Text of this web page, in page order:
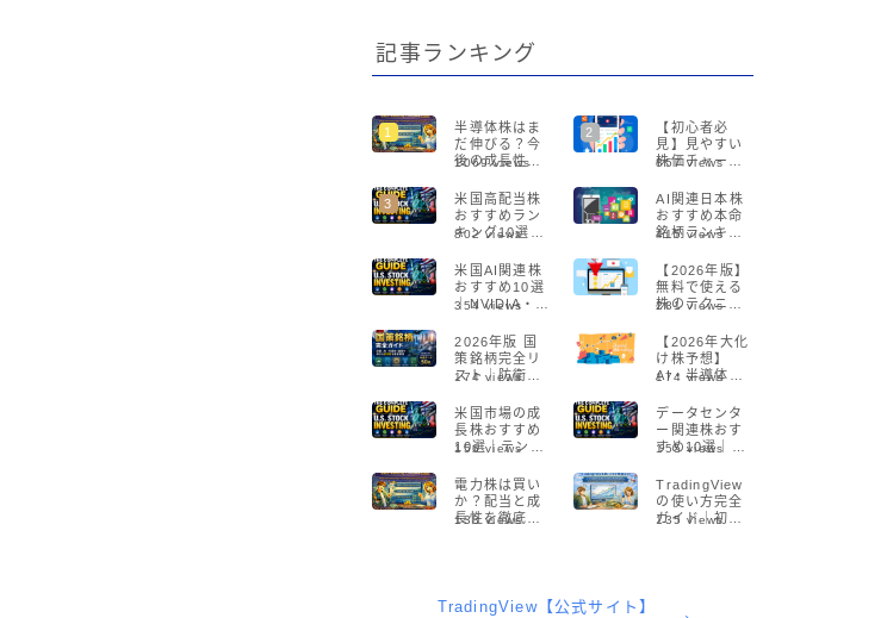
記事ランキング
半導体株はま
だ伸びる？今
後の成長性を
【2026年版】
1069views
【初心者必
見】見やすい
株価チャート
ロも愛用する
無料ツールを
徹底解説
857views
米国高配当株
おすすめラン
キング10選
利回り・増
配・リスクを
徹底比較
802views
AI関連日本株
おすすめ本命
銘柄ランキン
新】
415views
米国AI関連株
おすすめ10選
｜NVIDIA・半
の本命銘柄
【2026】
354views
【2026年版】
無料で使える
株のテクニカ
選！初心者で
も簡単に始め
られる
281views
2026年版 国
策銘柄完全リ
スト｜防衛・
通信の本命株
まとめ
174views
【2026年大化
け株予想】
AI・半導体・
る注目銘柄と
投資戦略
174 views
米国市場の成
長株おすすめ
10選｜テンバ
つけ方とリス
クを解説
156views
データセンタ
ー関連株おす
すめ10選｜AI
米国注目銘柄
を徹底解説
【2026年版】
155views
電力株は買い
か？配当と成
長性を徹底分
138views
TradingView
の使い方完全
ガイド｜初心
135 views
TradingView【公式サイト】